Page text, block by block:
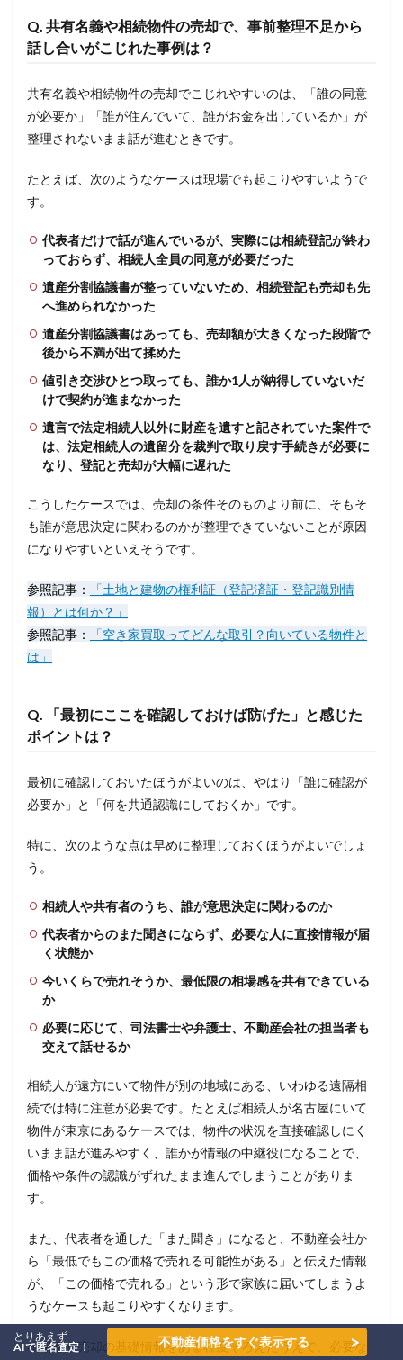
Q. 共有名義や相続物件の売却で、事前整理不足から
話し合いがこじれた事例は？
共有名義や相続物件の売却でこじれやすいのは、「誰の同意
が必要か」「誰が住んでいて、誰がお金を出しているか」が
整理されないまま話が進むときです。
たとえば、次のようなケースは現場でも起こりやすいようで
す。
代表者だけで話が進んでいるが、実際には相続登記が終わ
っておらず、相続人全員の同意が必要だった
遺産分割協議書が整っていないため、相続登記も売却も先
へ進められなかった
遺産分割協議書はあっても、売却額が大きくなった段階で
後から不満が出て揉めた
値引き交渉ひとつ取っても、誰か1人が納得していないだ
けで契約が進まなかった
遺言で法定相続人以外に財産を遺すと記されていた案件で
は、法定相続人の遺留分を裁判で取り戻す手続きが必要に
なり、登記と売却が大幅に遅れた
こうしたケースでは、売却の条件そのものより前に、そもそ
も誰が意思決定に関わるのかが整理できていないことが原因
になりやすいといえそうです。
参照記事：
「土地と建物の権利証（登記済証・登記識別情
報）とは何か？」
参照記事：
「空き家買取ってどんな取引？向いている物件と
は」
Q. 「最初にここを確認しておけば防げた」と感じた
ポイントは？
最初に確認しておいたほうがよいのは、やはり「誰に確認が
必要か」と「何を共通認識にしておくか」です。
特に、次のような点は早めに整理しておくほうがよいでしょ
う。
相続人や共有者のうち、誰が意思決定に関わるのか
代表者からのまた聞きにならず、必要な人に直接情報が届
く状態か
今いくらで売れそうか、最低限の相場感を共有できている
か
必要に応じて、司法書士や弁護士、不動産会社の担当者も
交えて話せるか
相続人が遠方にいて物件が別の地域にある、いわゆる遠隔相
続では特に注意が必要です。たとえば相続人が名古屋にいて
物件が東京にあるケースでは、物件の状況を直接確認しにく
いまま話が進みやすく、誰かが情報の中継役になることで、
価格や条件の認識がずれたまま進んでしまうことがありま
す。
また、代表者を通した「また聞き」になると、不動産会社か
ら「最低でもこの価格で売れる可能性がある」と伝えた情報
が、「この価格で売れる」という形で家族に届いてしまうよ
うなケースも起こりやすくなります。
相場感や売却の基礎情報をある程度そろえたうえで、必要な
とりあえず
AIで匿名査定！
不動産価格をすぐ表示する >